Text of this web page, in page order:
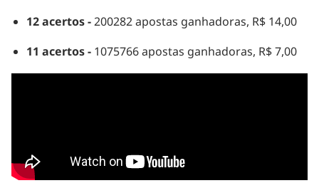
12 acertos -200282 apostas ganhadoras, R$ 14,00
11 acertos - 1075766 apostas ganhadoras, R$ 7,00